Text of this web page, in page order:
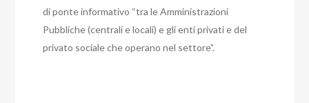
di ponte informativo “tra le Amministrazioni
Pubbliche (centrali e locali) e gli enti privati e del
privato sociale che operano nel settore”.